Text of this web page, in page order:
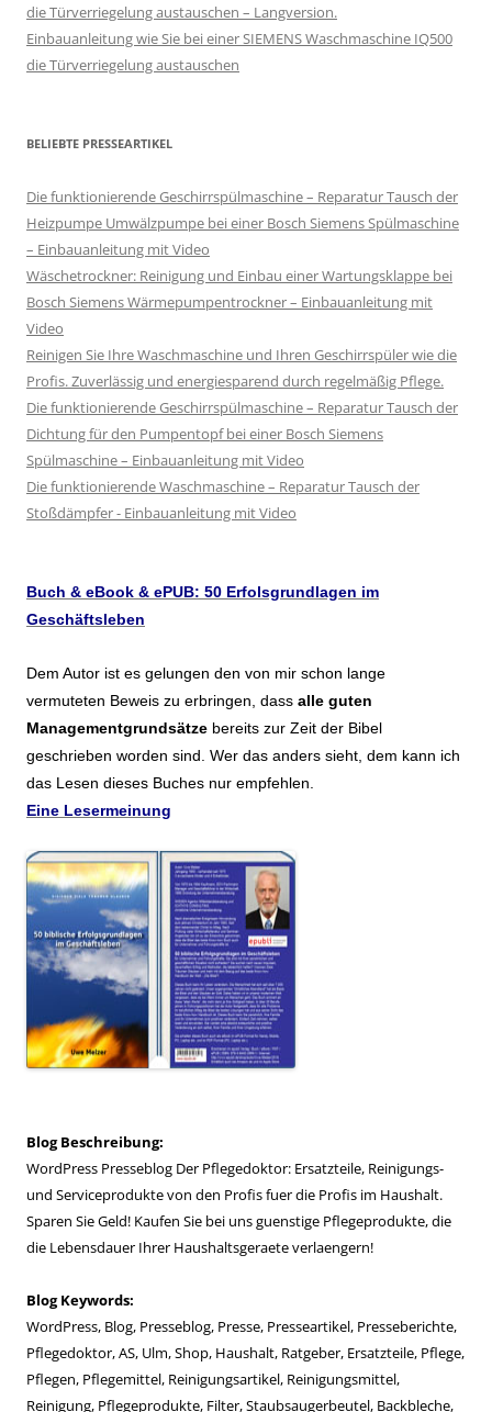
die Türverriegelung austauschen – Langversion.
Einbauanleitung wie Sie bei einer SIEMENS Waschmaschine IQ500
die Türverriegelung austauschen
BELIEBTE PRESSEARTIKEL
Die funktionierende Geschirrspülmaschine – Reparatur Tausch der
Heizpumpe Umwälzpumpe bei einer Bosch Siemens Spülmaschine
– Einbauanleitung mit Video
Wäschetrockner: Reinigung und Einbau einer Wartungsklappe bei
Bosch Siemens Wärmepumpentrockner – Einbauanleitung mit
Video
Reinigen Sie Ihre Waschmaschine und Ihren Geschirrspüler wie die
Profis. Zuverlässig und energiesparend durch regelmäßig Pflege.
Die funktionierende Geschirrspülmaschine – Reparatur Tausch der
Dichtung für den Pumpentopf bei einer Bosch Siemens
Spülmaschine – Einbauanleitung mit Video
Die funktionierende Waschmaschine – Reparatur Tausch der
Stoßdämpfer - Einbauanleitung mit Video
Buch & eBook & ePUB: 50 Erfolsgrundlagen im
Geschäftsleben
Dem Autor ist es gelungen den von mir schon lange
vermuteten Beweis zu erbringen, dass alle guten
Managementgrundsätze bereits zur Zeit der Bibel
geschrieben worden sind. Wer das anders sieht, dem kann ich
das Lesen dieses Buches nur empfehlen.
Eine Lesermeinung
Blog Beschreibung:
WordPress Presseblog Der Pflegedoktor: Ersatzteile, Reinigungs-
und Serviceprodukte von den Profis fuer die Profis im Haushalt.
Sparen Sie Geld! Kaufen Sie bei uns guenstige Pflegeprodukte, die
die Lebensdauer Ihrer Haushaltsgeraete verlaengern!
Blog Keywords:
WordPress, Blog, Presseblog, Presse, Presseartikel, Presseberichte,
Pflegedoktor, AS, Ulm, Shop, Haushalt, Ratgeber, Ersatzteile, Pflege,
Pflegen, Pflegemittel, Reinigungsartikel, Reinigungsmittel,
Reinigung, Pflegeprodukte, Filter, Staubsaugerbeutel, Backbleche,